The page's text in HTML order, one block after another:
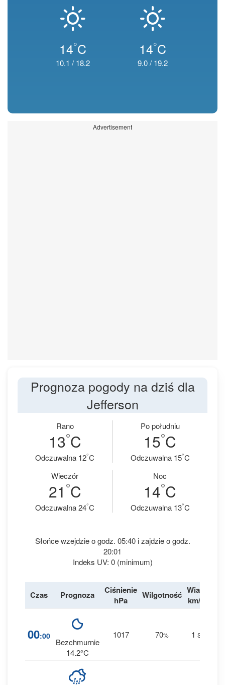
14°C
10.1 / 18.2
14°C
9.0/ 19.2
Advertisement
Prognoza pogody na dziś dla
Jefferson
Rano
13°C
Odczuwalna 12°C
Po południu
15°C
Odczuwalna 15°C
Wieczór
21 °C
Odczuwalna 24°C
Noc
14°C
Odczuwalna 13°C
Słońce wzejdzie o godz. 05:40 i zajdzie o godz.
20:01
Indeks UV: 0 (minimum)
Czas Prognoza
Ciśnienie
hPa
Wilgotność Wiatr
km/h
00:00
Bezchmurnie
14.2°C
1017 70% 1 S